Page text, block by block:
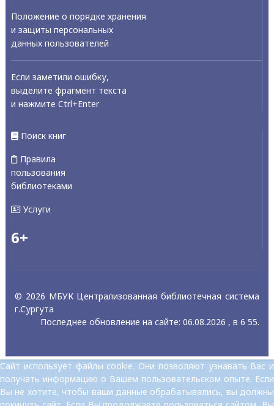
Положение о порядке хранения
и защиты персональных
данных пользователей
Если заметили ошибку,
выделите фрагмент текста
и нажмите Ctrl+Enter
Поиск книг
Правила
пользования
библиотеками
Услуги
6+
© 2026 МБУК Централизованная библиотечная система
г.Сургута
Последнее обновление на сайте: 06.08.2026 , в 6 55.
Сайт использует файлы cookie. Они позволяют узнавать Вас и
получать информацию о Вашем пользовательском опыте. Если
Вы не хотите, чтобы ваши данные обрабатывались, вы должны